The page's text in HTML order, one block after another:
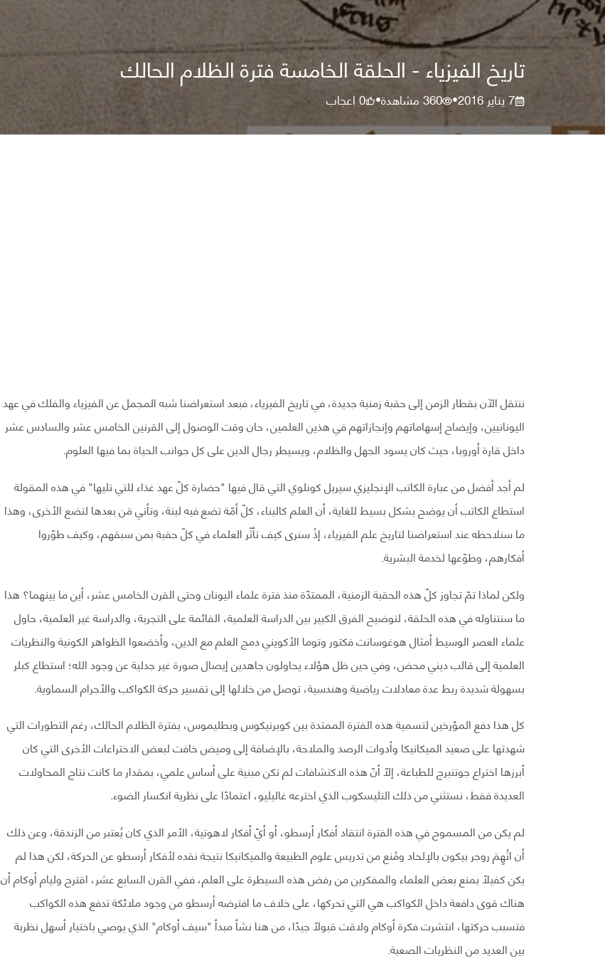
تاريخ الفيزياء - الحلقة الخامسة فترة الظلام الحالك
7 يناير 2016 •
360مشاهدة•
0اعجاب
ننتقل الآن بقطار الزمن إلى حقبة زمنية جديدة، في تاريخ الفيزياء، فبعد استعراضنا شبه المجمل عن الفيزياء والفلك في عهد
اليونانيين، وإيضاح إسهاماتهم وإنجازاتهم في هذين العلمين، حان وقت الوصول إلى القرنين الخامس عشر والسادس عشر
داخل قارة أوروبا، حيث كان يسود الجهل والظلام، ويسيطر رجال الدين على كل جوانب الحياة بما فيها العلوم.
لم أجد أفضل من عبارة الكاتب الإنجليزي سيريل كونلوي التي قال فيها "حضارة كلّ عهد غذاء للتي تليها" في هذه المقولة
استطاع الكاتب أن يوضح بشكل بسيط للغاية، أن العلم كالبناء، كلّ أمّة تضع فيه لبنة، وتأتي مَن بعدها لتضع الأخرى، وهذا
ما سنلاحظه عند استعراضنا لتاريخ علم الفيزياء، إذْ سنرى كيف تأثّر العلماء في كلّ حقبة بمن سبقهم، وكيف طوّروا
أفكارهم، وطوّعها لخدمة البشرية.
ولكن لماذا تمّ تجاوز كلّ هذه الحقبة الزمنية، الممتدّة منذ فترة علماء اليونان وحتى القرن الخامس عشر، أين ما بينهما؟ هذا
ما سنتناوله في هذه الحلقة، لتوضيح الفرق الكبير بين الدراسة العلمية، القائمة على التجربة، والدراسة غير العلمية، حاول
علماء العصر الوسيط أمثال هوغوسانت فكتور وتوما الأكويني دمج العلم مع الدين، وأخضعوا الظواهر الكونية والنظريات
العلمية إلى قالب ديني محض، وفي حين ظل هؤلاء يحاولون جاهدين إيصال صورة غير جدلية عن وجود الله؛ استطاع كبلر
بسهولة شديدة ربط عدة معادلات رياضية وهندسية، توصل من خلالها إلى تفسير حركة الكواكب والأجرام السماوية.
كل هذا دفع المؤرخين لتسمية هذه الفترة الممتدة بين كوبرنيكوس وبطليموس، بفترة الظلام الحالك، رغم التطورات التي
شهدتها على صعيد الميكانيكا وأدوات الرصد والملاحة، بالإضافة إلى وميض خافت لبعض الاختراعات الأخرى التي كان
أبرزها اختراع جوتنبرج للطباعة، إلّا أنّ هذه الاكتشافات لم تكن مبنية على أساس علمي، بمقدار ما كانت نتاج المحاولات
العديدة فقط، نستثني من ذلك التليسكوب الذي اخترعه غاليليو، اعتمادًا على نظرية انكسار الضوء.
لم يكن من المسموح في هذه الفترة انتقاد أفكار أرسطو، أو أيّ أفكار لاهوتية، الأمر الذي كان يُعتبر من الزندقة، وعن ذلك
أن اتُهِمَ روجر بيكون بالإلحاد ومُنع من تدريس علوم الطبيعة والميكانيكا نتيجة نقده لأفكار أرسطو عن الحركة، لكن هذا لم
يكن كفيلًا بمنع بعض العلماء والمفكرين من رفض هذه السيطرة على العلم، ففي القرن السابع عشر، اقترح وليام أوكام أن
هناك قوى دافعة داخل الكواكب هي التي تحركها، على خلاف ما افترضه أرسطو من وجود ملائكة تدفع هذه الكواكب
فتسبب حركتها، انتشرت فكرة أوكام ولاقت قبولًا جيدًا، من هنا نشأ مبدأ "سيف أوكام" الذي يوصي باختيار أسهل نظرية
بين العديد من النظريات الصعبة.